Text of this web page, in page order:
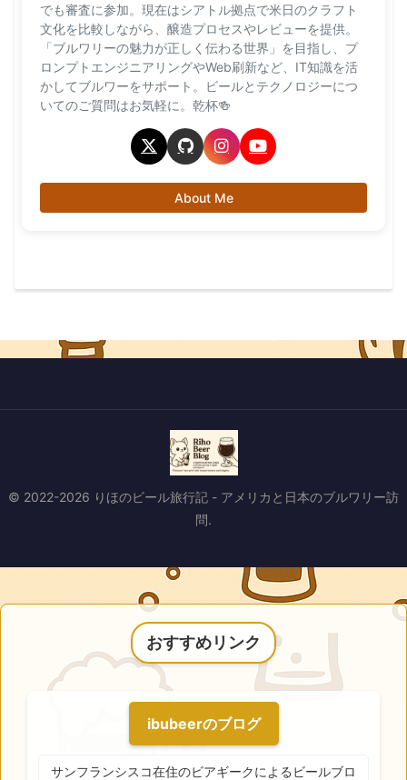
でも審査に参加。現在はシアトル拠点で米日のクラフト
文化を比較しながら、醸造プロセスやレビューを提供。
「ブルワリーの魅力が正しく伝わる世界」を目指し、プ
ロンプトエンジニアリングやWeb刷新など、IT知識を活
かしてブルワーをサポート。ビールとテクノロジーにつ
いてのご質問はお気軽に。乾杯🍻
About Me
© 2022-2026 りほのビール旅行記 - アメリカと日本のブルワリー訪
問.
おすすめリンク
ibubeerのブログ
サンフランシスコ在住のビアギークによるビールブロ